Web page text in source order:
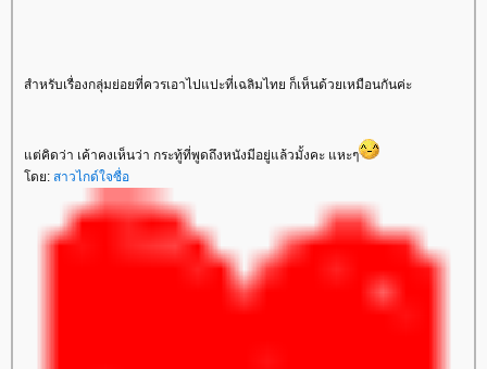
สำหรับเรื่องกลุ่มย่อยที่ควรเอาไปแปะที่เฉลิมไทย ก็เห็นด้วยเหมือนกันค่ะ
ต่คิดว่า เค้าคงเห็นว่า กระทู้ที่พูดถึงหนังมีอยู่แล้วมั้งคะ แหะๆ
ดย: สาวไกด์ใจซื่อ